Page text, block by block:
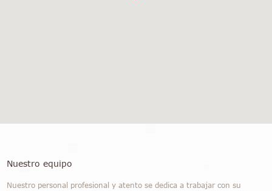
Nuestro equipo
Nuestro personal profesional y atento se dedica a trabajar con su